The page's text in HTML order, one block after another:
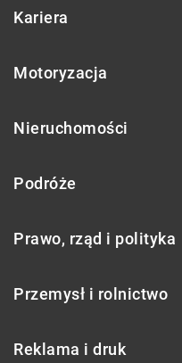
Kariera
Motoryzacja
Nieruchomości
Podróże
Prawo, rząd i polityka
Przemysł i rolnictwo
Reklama i druk